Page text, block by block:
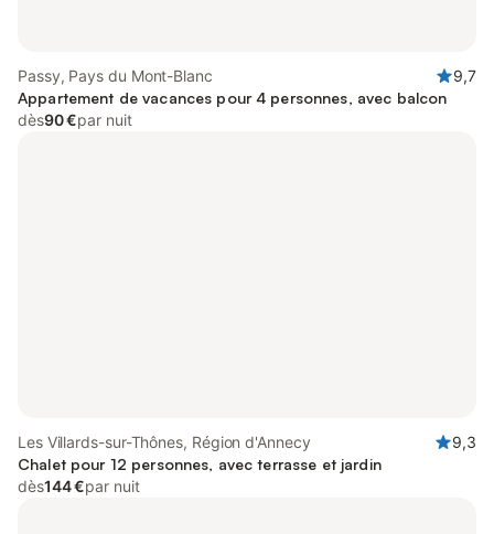
Passy, Pays du Mont-Blanc
9,7
Appartement de vacances pour 4 personnes, avec balcon
dès90 €par nuit
Les Villards-sur-Thônes, Région d'Annecy
9,3
Chalet pour 12 personnes, avec terrasse et jardin
dès144 €par nuit